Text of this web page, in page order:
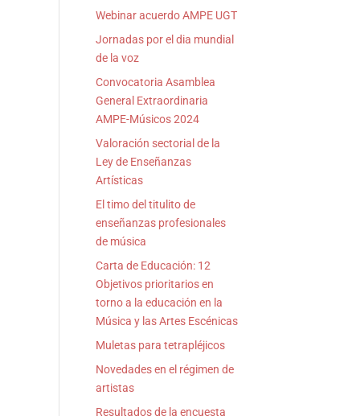
Webinar acuerdo AMPE UGT
Jornadas por el dia mundial
de la voz
Convocatoria Asamblea
General Extraordinaria
AMPE-Músicos 2024
Valoración sectorial de la
Ley de Enseñanzas
Artísticas
El timo del titulito de
enseñanzas profesionales
de música
Carta de Educación: 12
Objetivos prioritarios en
torno a la educación en la
Música y las Artes Escénicas
Muletas para tetrapléjicos
Novedades en el régimen de
artistas
Resultados de la encuesta